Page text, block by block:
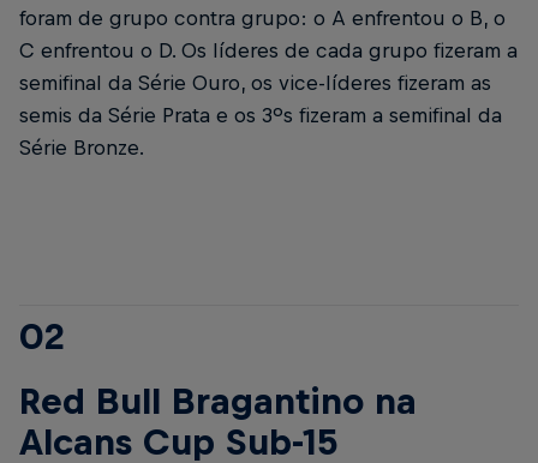
foram de grupo contra grupo: o A enfrentou o B, o
C enfrentou o D. Os líderes de cada grupo fizeram a
semifinal da Série Ouro, os vice-líderes fizeram as
semis da Série Prata e os 3ºs fizeram a semifinal da
Série Bronze.
02
Red Bull Bragantino na
Alcans Cup Sub-15